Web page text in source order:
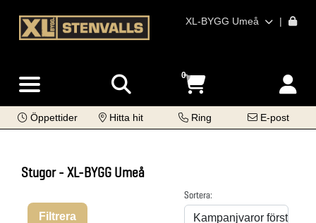
XL-BYGG Umeå |
0
Öppettider Hitta hit Ring E-post
Stugor - XL-BYGG Umeå
Filtrera
Sortera: